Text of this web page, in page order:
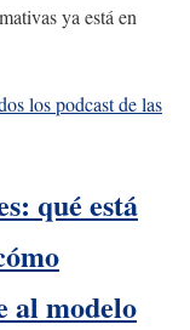
ya está en
los podcast de las
qué está
al modelo